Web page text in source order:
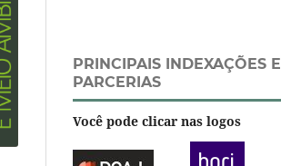
PRINCIPAIS INDEXAÇÕES E
PARCERIAS
Você pode clicar nas logos